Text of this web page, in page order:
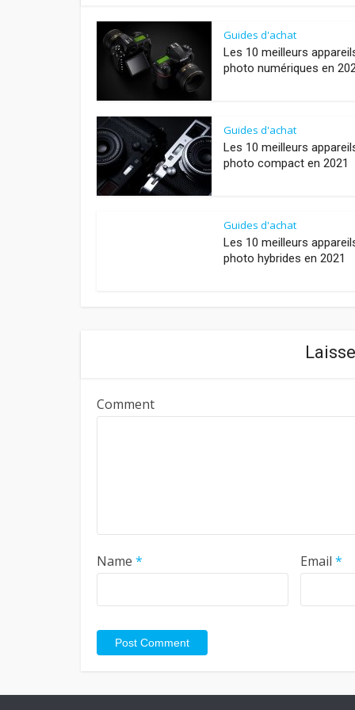
Guides d'achat
Les 10 meilleurs
photo numériques en
Guides d'achat
Les 10 meilleurs
photo compact en 2021
Guides d'achat
Les 10 meilleurs
photo hybrides en 2021
Comment
Name * Email *